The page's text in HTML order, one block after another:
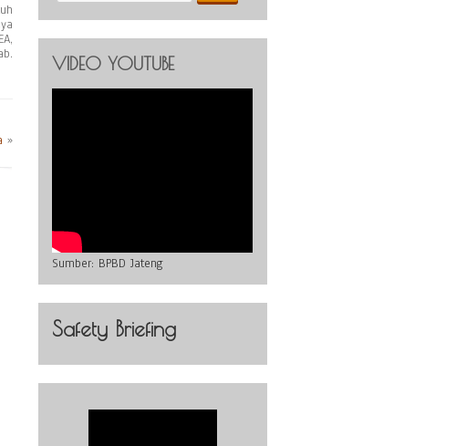
»
VIDEO YOUTUBE
Sumber: BPBD Jateng
Safety Briefing